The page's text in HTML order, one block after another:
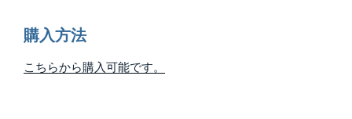
購入方法
こちらから購入可能です。